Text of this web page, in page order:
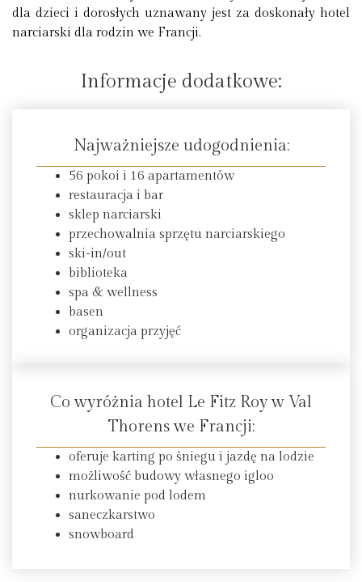
dla dzieci i dorosłych uznawany jest za doskonały hotel
narciarski dla rodzin we Francji.
Informacje dodatkowe:
Najważniejsze udogodnienia:
56 pokoi i 16 apartamentów
restauracja i bar
sklep narciarski
przechowalnia sprzętu narciarskiego
ski-in/out
biblioteka
spa & wellness
basen
organizacja przyjęć
Co wyróżnia hotel Le Fitz Roy w Val
Thorens we Francji:
oferuje karting po śniegu i jazdę na lodzie
możliwość budowy własnego igloo
nurkowanie pod lodem
saneczkarstwo
snowboard